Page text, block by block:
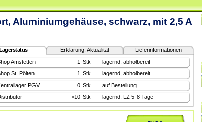
Aluminiumgehäuse, schwarz, mit 2,5 A
Erklärung, Aktualität
Lieferinformationen
Amstetten
1 Stk
lagernd, abholbereit
St. Pölten
1 Stk
lagernd, abholbereit
PGV
0 Stk
auf Bestellung
>10 Stk lagernd, LZ 5-8 Tage